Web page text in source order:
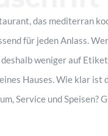
das mediterran
für jeden Anlass.
weniger auf
Hauses. Wie klar ist
Service und Speisen?